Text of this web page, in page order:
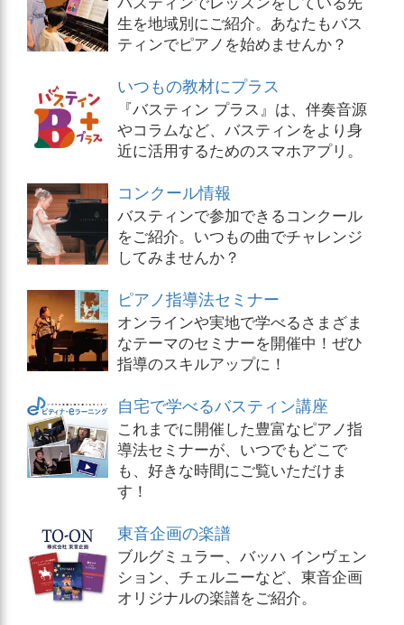
生を地域別にご紹介。あなたもバス
ティンでピアノを始めませんか？
いつもの教材にプラス
『バスティン プラス』は、伴奏音源
やコラムなど、バスティンをより身
近に活用するためのスマホアプリ。
コンクール情報
バスティンで参加できるコンクール
をご紹介。いつもの曲でチャレンジ
してみませんか？
ピアノ指導法セミナー
オンラインや実地で学べるさまざま
なテーマのセミナーを開催中！ぜひ
指導のスキルアップに！
自宅で学べるバスティン講座
これまでに開催した豊富なピアノ指
導法セミナーが、いつでもどこで
も、好きな時間にご覧いただけま
す！
東音企画の楽譜
ブルグミュラー、バッハ インヴェン
ション、チェルニーなど、東音企画
オリジナルの楽譜をご紹介。